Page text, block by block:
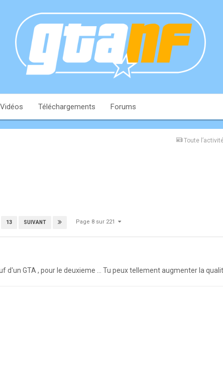
Vidéos Téléchargements Forums
Toute
13 SUIVANT Page 8 sur 221
d'un GTA , pour le deuxieme ... Tu peux tellement augmenter la